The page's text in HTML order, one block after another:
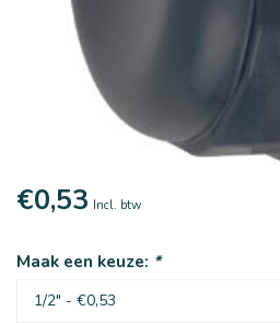
€0,53 Incl. btw
Maak een keuze: *